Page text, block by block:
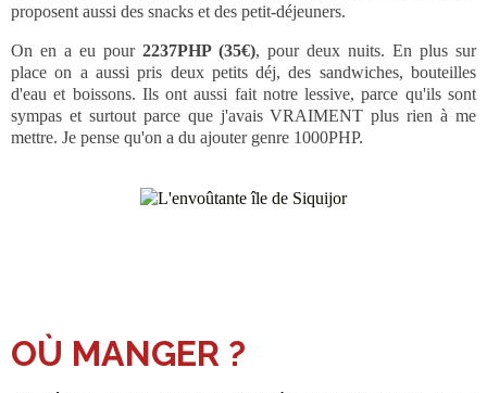
proposent aussi des snacks et des petit-déjeuners.
On en a eu pour 2237PHP (35€), pour deux nuits. En plus sur
place on a aussi pris deux petits déj, des sandwiches, bouteilles
d'eau et boissons. Ils ont aussi fait notre lessive, parce qu'ils sont
sympas et surtout parce que j'avais VRAIMENT plus rien à me
mettre. Je pense qu'on a du ajouter genre 1000PHP.
OÙ MANGER ?